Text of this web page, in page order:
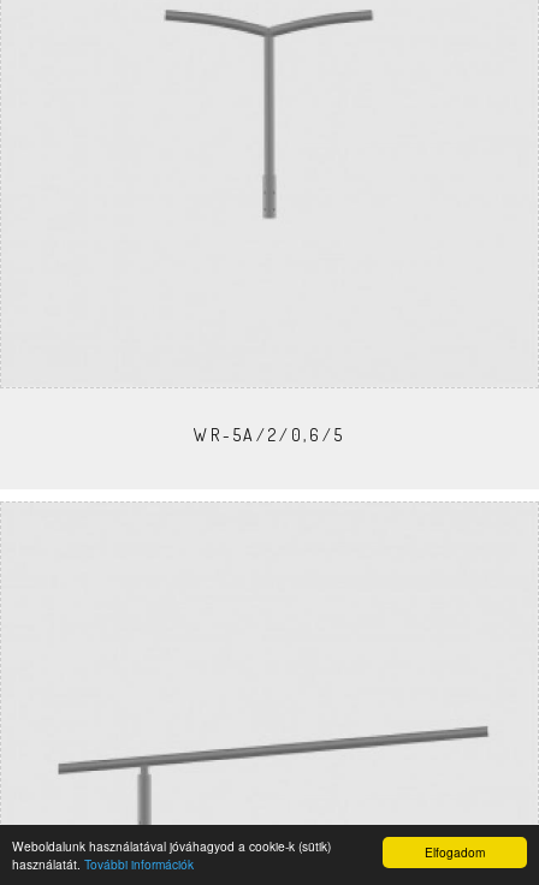
Elfogadom
Weboldalunk használatával jóváhagyod a cookie-k (sütik)
használatát. További információk
WR-5A/2/0,6/5